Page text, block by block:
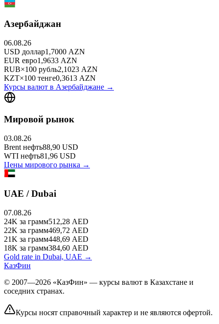
Азербайджан
06.08.26
USD доллар1,7000 AZN
EUR евро1,9633 AZN
RUB×100 рубль2,1023 AZN
KZT×100 тенге0,3613 AZN
Курсы валют в Азербайджане →
Мировой рынок
03.08.26
Brent нефть88,90 USD
WTI нефть81,96 USD
Цены мирового рынка →
UAE / Dubai
07.08.26
24K за грамм512,28 AED
22K за грамм469,72 AED
21K за грамм448,69 AED
18K за грамм384,60 AED
Gold rate in Dubai, UAE →
КазФин
© 2007—2026 «КазФин» — курсы валют в Казахстане и
соседних странах.
Курсы носят справочный характер и не являются офертой.